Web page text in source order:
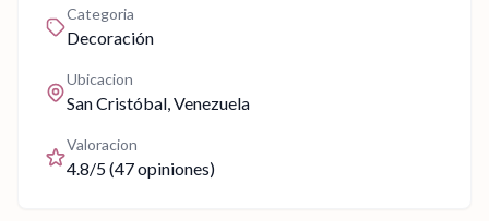
Categoria
Decoración
Ubicacion
San Cristóbal, Venezuela
Valoracion
4.8/5 (47opiniones)